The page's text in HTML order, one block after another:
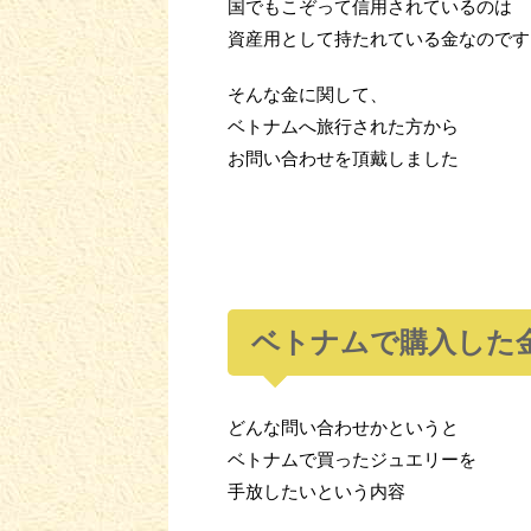
国でもこぞって信用されているのは
資産用として持たれている金なのです
そんな金に関して、
ベトナムへ旅行された方から
お問い合わせを頂戴しました
ベトナムで購入した
どんな問い合わせかというと
ベトナムで買ったジュエリーを
手放したいという内容